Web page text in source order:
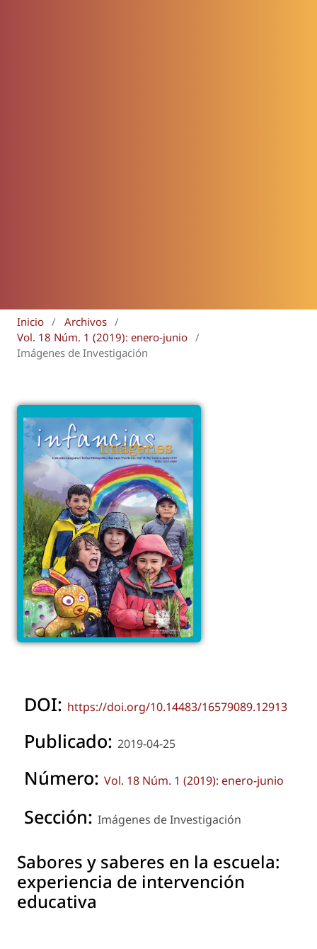
Inicio / Archivos /
Vol. 18 Núm. 1 (2019): enero-junio /
Imágenes de Investigación
DOI: https://doi.org/10.14483/16579089.12913
Publicado: 2019-04-25
Número: Vol. 18 Núm. 1 (2019): enero-junio
Sección: Imágenes de Investigación
Sabores y saberes en la escuela:
experiencia de intervención
educativa